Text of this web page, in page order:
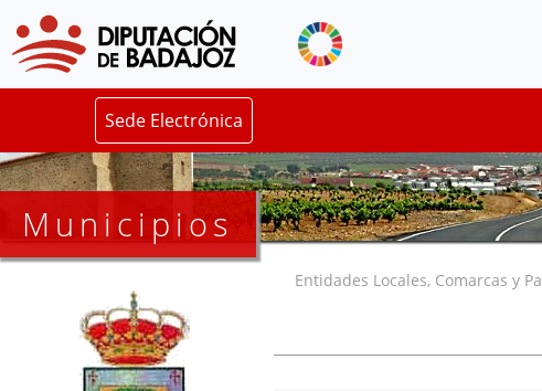
Sede Electrónica
Municipios
Entidades Locales, Comarcas y